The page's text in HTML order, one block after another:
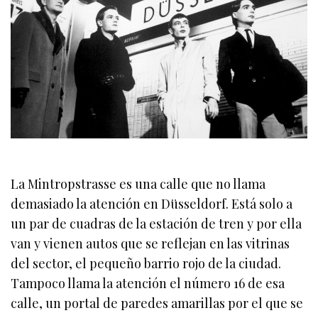
La Mintropstrasse es una calle que no llama
demasiado la atención en Düsseldorf. Está solo a
un par de cuadras de la estación de tren y por ella
van y vienen autos que se reflejan en las vitrinas
del sector, el pequeño barrio rojo de la ciudad.
Tampoco llama la atención el número 16 de esa
calle, un portal de paredes amarillas por el que se